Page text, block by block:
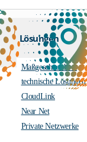
Lösungen
Maßgeschneiderte
technische Lösungen
CloudLink
Near Net
Private Netzwerke